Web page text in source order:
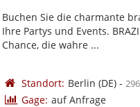
Buchen Sie die charmante
Ihre Partys und Events.
Chance, die wahre ...
Standort: Berlin (DE)-
Gage: auf Anfrage